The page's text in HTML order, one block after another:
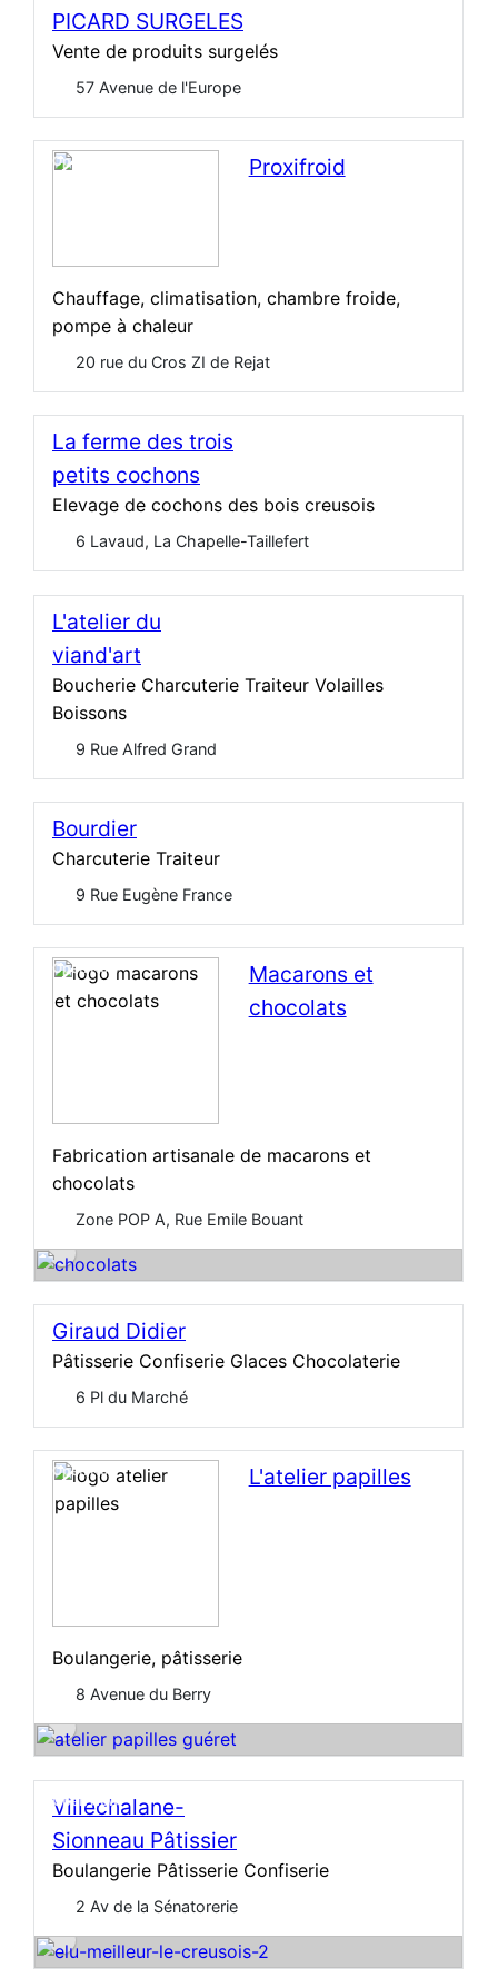
PICARD SURGELES
Vente de produits surgelés
57 Avenue de l'Europe
Proxifroid
Chauffage, climatisation, chambre froide,
pompe à chaleur
20 rue du Cros ZI de Rejat
Open Now
La ferme des trois
petits cochons
Elevage de cochons des bois creusois
6 Lavaud, La Chapelle-Taillefert
L'atelier du
viand'art
Boucherie Charcuterie Traiteur Volailles
Boissons
9 Rue Alfred Grand
Bourdier
Charcuterie Traiteur
9 Rue Eugène France
Macarons et
chocolats
Fabrication artisanale de macarons et
chocolats
Zone POP A, Rue Emile Bouant
Open Now
Giraud Didier
Pâtisserie Confiserie Glaces Chocolaterie
6 Pl du Marché
L'atelier papilles
Boulangerie, pâtisserie
8 Avenue du Berry
Open Now
Villechalane-
Sionneau Pâtissier
Boulangerie Pâtisserie Confiserie
2 Av de la Sénatorerie
Open Now